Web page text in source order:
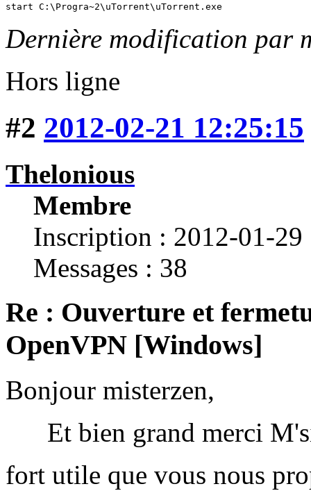
start C:\Progra~2\uTorrent\uTorrent.exe
Dernière modification par
Hors ligne
#2 2012-02-21 12:25:15
Thelonious
Membre
Inscription : 2012-01-29
Messages : 38
Re : Ouverture et
OpenVPN [Windows]
Bonjour misterzen,
Et bien grand merci
fort utile que vous nous